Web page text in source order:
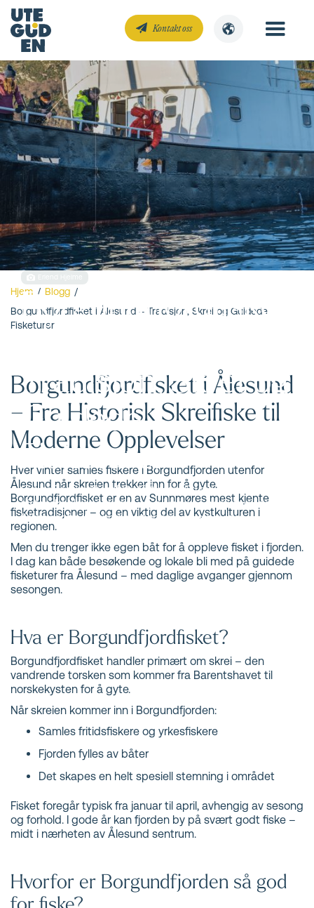
Kontakt oss
Borgundfjordfisket
i Ålesund –
Tradisjon, Skrei og
Guidede
Fisketurer
Hva er Borgundfjordfisket i Ålesund? Lær om den
historiske skreisesongen og bli med på daglige guidede
fisketurer fra Ålesund med erfarne lokale guider.
Hjem / Blogg /
Borgundfjordfisket i Ålesund – Tradisjon, Skrei og Guidede
Fisketurer
Borgundfjordfisket i Ålesund
– Fra Historisk Skreifiske til
Moderne Opplevelser
Hver vinter samles fiskere i Borgundfjorden utenfor
Ålesund når skreien trekker inn for å gyte.
Borgundfjordfisket er en av Sunnmøres mest kjente
fisketradisjoner – og en viktig del av kystkulturen i
regionen.
Men du trenger ikke egen båt for å oppleve fisket i fjorden.
I dag kan både besøkende og lokale bli med på guidede
fisketurer fra Ålesund – med daglige avganger gjennom
sesongen.
Hva er Borgundfjordfisket?
Borgundfjordfisket handler primært om skrei – den
vandrende torsken som kommer fra Barentshavet til
norskekysten for å gyte.
Når skreien kommer inn i Borgundfjorden:
Samles fritidsfiskere og yrkesfiskere
Fjorden fylles av båter
Det skapes en helt spesiell stemning i området
Fisket foregår typisk fra januar til april, avhengig av sesong
og forhold. I gode år kan fjorden by på svært godt fiske –
midt i nærheten av Ålesund sentrum.
Hvorfor er Borgundfjorden så god
for fiske?